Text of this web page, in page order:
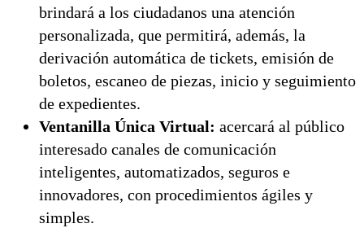
brindará a los ciudadanos una atención
personalizada, que permitirá, además, la
derivación automática de tickets, emisión de
boletos, escaneo de piezas, inicio y seguimiento
de expedientes.
Ventanilla Única Virtual: acercará al público
interesado canales de comunicación
inteligentes, automatizados, seguros e
innovadores, con procedimientos ágiles y
simples.